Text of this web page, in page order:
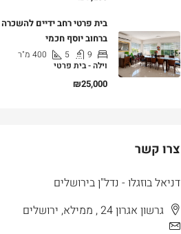
בית פרטי רחב ידיים להשכרה
ברחוב יוסף חכמי
9
5
400 מ"ר
וילה - בית פרטי
₪25,000
צרו קשר
דניאל בוזגלו - נדל"ן בירושלים
גרשון אגרון 24 , ממילא, ירושלים